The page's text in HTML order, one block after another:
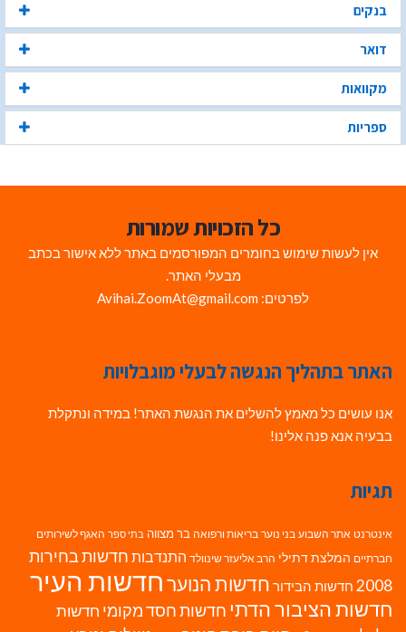
בנקים
דואר
מקוואות
ספריות
כל הזכויות שמורות
אין לעשות שימוש בחומרים המפורסמים באתר ללא אישור בכתב
מבעלי האתר.
לפרטים: Avihai.ZoomAt@gmail.com
האתר בתהליך הנגשה לבעלי מוגבלויות
אנו עושים כל מאמץ להשלים את הנגשת האתר! במידה ונתקלת
בבעיה אנא פנה אלינו!
תגיות
אינטרנט אתר השבוע בני נוער בריאות ורפואה בר מצווה בתי ספר האגף לשירותים
חברתיים המלצת דתילי הרב אליעזר שינוולד התנדבות חדשות בחירות
2008 חדשות הבידור חדשות הנוערחדשות העיר
חדשות הציבור הדתי חדשות חסד מקומי חדשות